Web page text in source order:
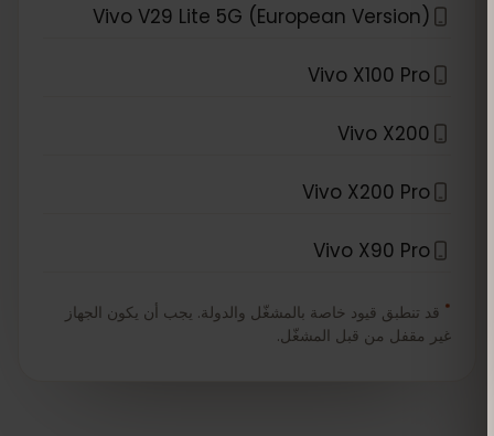
Vivo V29 Lite 5G (European Version)
Vivo X100 Pro
Vivo X200
Vivo X200 Pro
Vivo X90 Pro
قد تنطبق قيود خاصة بالمشغّل والدولة. يجب أن يكون الجهاز
غير مقفل من قبل المشغّل.